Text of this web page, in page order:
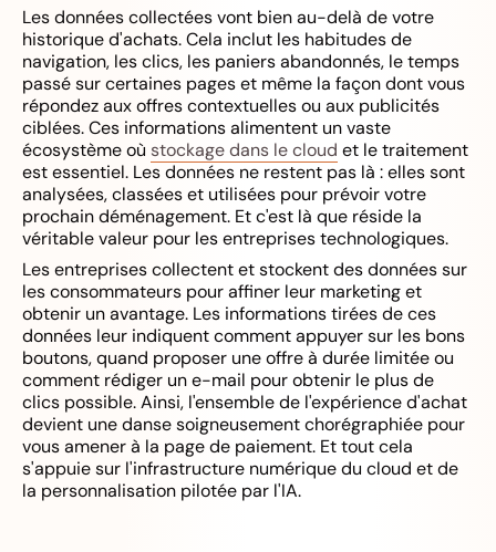
Les données collectées vont bien au-delà de votre
historique d'achats. Cela inclut les habitudes de
navigation, les clics, les paniers abandonnés, le temps
passé sur certaines pages et même la façon dont vous
répondez aux offres contextuelles ou aux publicités
ciblées. Ces informations alimentent un vaste
écosystème où stockage dans le cloud et le traitement
est essentiel. Les données ne restent pas là : elles sont
analysées, classées et utilisées pour prévoir votre
prochain déménagement. Et c'est là que réside la
véritable valeur pour les entreprises technologiques.
Les entreprises collectent et stockent des données sur
les consommateurs pour affiner leur marketing et
obtenir un avantage. Les informations tirées de ces
données leur indiquent comment appuyer sur les bons
boutons, quand proposer une offre à durée limitée ou
comment rédiger un e-mail pour obtenir le plus de
clics possible. Ainsi, l'ensemble de l'expérience d'achat
devient une danse soigneusement chorégraphiée pour
vous amener à la page de paiement. Et tout cela
s'appuie sur l'infrastructure numérique du cloud et de
la personnalisation pilotée par l'IA.